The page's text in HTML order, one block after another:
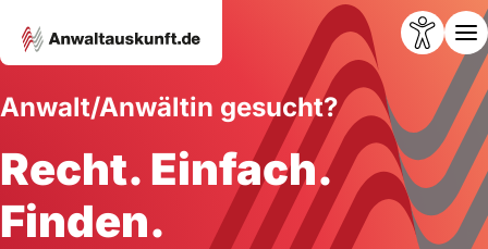
Anwalt/Anwältin gesucht?
Recht. Einfach.
Finden.